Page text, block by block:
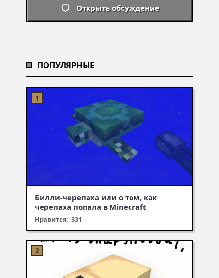
Открыть обсуждение
ПОПУЛЯРНЫЕ
Билли-черепаха или о том, как
черепаха попала в Minecraft
Нравится: 331